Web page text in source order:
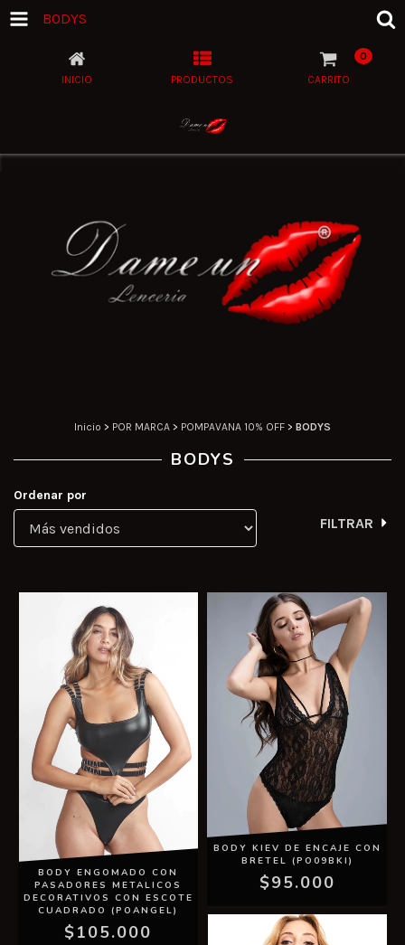
BODYS
INICIO PRODUCTOS CARRITO
0
Inicio > POR MARCA > POMPAVANA 10% OFF > BODYS
BODYS
Ordenar por
FILTRAR
BODY ENGOMADO CON
PASADORES METALICOS
DECORATIVOS CON ESCOTE
CUADRADO (POANGEL)
$105.000
BODY KIEV DE ENCAJE CON
BRETEL (PO09BKI)
$95.000